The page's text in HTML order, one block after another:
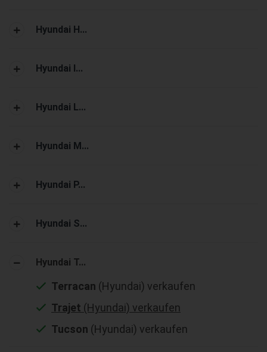
Hyundai H...
Hyundai I...
Hyundai L...
Hyundai M...
Hyundai P...
Hyundai S...
Hyundai T...
Terracan (Hyundai) verkaufen
Trajet (Hyundai) verkaufen
Tucson (Hyundai) verkaufen